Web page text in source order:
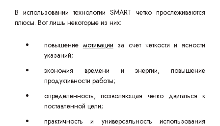
В использовании технологии SMART четко прослеживаются
плюсы. Вот лишь некоторые из них:
повышение мотивации за счет четкости и ясности
указаний;
экономия времени и энергии, повышение
продуктивности работы;
определенность, позволяющая четко двигаться к
поставленной цели;
практичность и универсальность использования